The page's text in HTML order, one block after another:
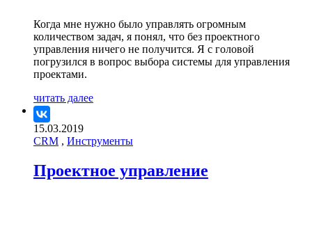
Когда мне нужно было управлять огромным
количеством задач, я понял, что без проектного
управления ничего не получится. Я с головой
погрузился в вопрос выбора системы для управления
проектами.
читать далее
15.03.2019
CRM , Инструменты
Проектное управление